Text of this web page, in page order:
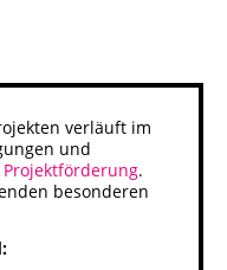
verläuft im
und
.
besonderen